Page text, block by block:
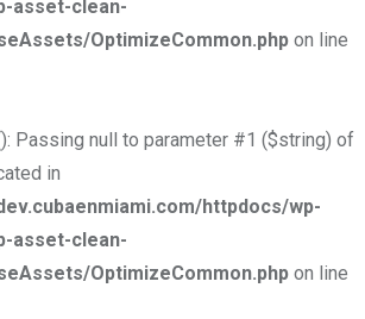
asset-clean-
OptimizeCommon.php on line
Passing null to parameter #1 ($string) of
in
httpdocs/wp-
asset-clean-
OptimizeCommon.php on line